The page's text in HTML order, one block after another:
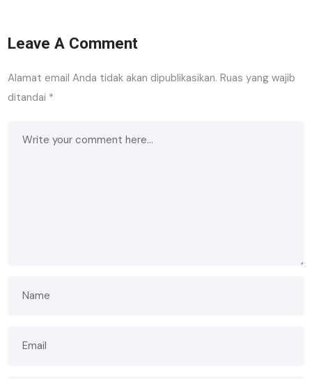
Leave A Comment
Alamat email Anda tidak akan dipublikasikan. Ruas yang wajib
ditandai *